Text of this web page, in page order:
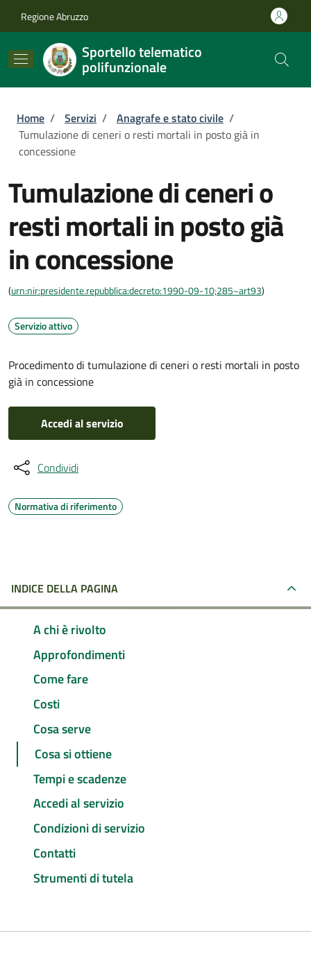
Regione Abruzzo
Sportello telematico
polifunzionale
Briciole di pane
Home / Servizi / Anagrafe e stato civile /
Tumulazione di ceneri o resti mortali in posto già in
concessione
Tumulazione di ceneri o
resti mortali in posto già
in concessione
(urn:nir:presidente.repubblica:decreto:1990-09-10;285~art93)
Servizio attivo
Procedimento di tumulazione di ceneri o resti mortali in posto
già in concessione
Accedi al servizio
Condividi
Normativa di riferimento
INDICE DELLA PAGINA
A chi è rivolto
Approfondimenti
Come fare
Costi
Cosa serve
Cosa si ottiene
Tempi e scadenze
Accedi al servizio
Condizioni di servizio
Contatti
Strumenti di tutela